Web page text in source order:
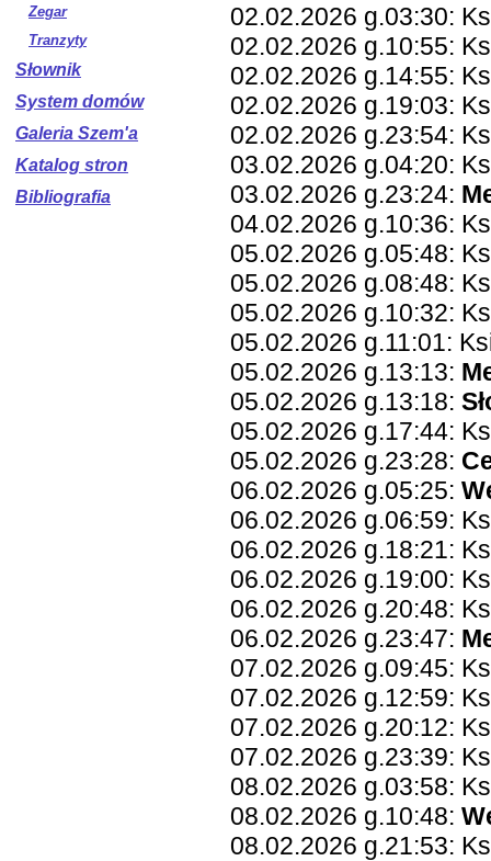
Zegar
Tranzyty
Słownik
System domów
Galeria Szem'a
Katalog stron
Bibliografia
02.02.2026 g.03:30:
02.02.2026 g.10:55:
02.02.2026 g.14:55:
02.02.2026 g.19:03:
02.02.2026 g.23:54:
03.02.2026 g.04:20:
03.02.2026 g.23:24:
04.02.2026 g.10:36:
05.02.2026 g.05:48:
05.02.2026 g.08:48:
05.02.2026 g.10:32:
05.02.2026 g.11:01:
05.02.2026 g.13:13:
05.02.2026 g.13:18:
05.02.2026 g.17:44:
05.02.2026 g.23:28:
06.02.2026 g.05:25:
06.02.2026 g.06:59:
06.02.2026 g.18:21:
06.02.2026 g.19:00:
06.02.2026 g.20:48:
06.02.2026 g.23:47:
07.02.2026 g.09:45:
07.02.2026 g.12:59:
07.02.2026 g.20:12:
07.02.2026 g.23:39:
08.02.2026 g.03:58:
08.02.2026 g.10:48:
08.02.2026 g.21:53: